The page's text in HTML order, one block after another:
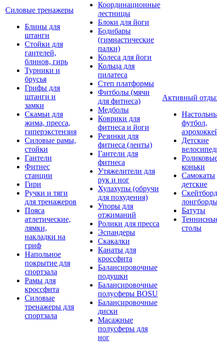
Силовые тренажеры
Блины для
штанги
Стойки для
гантелей,
блинов, гирь
Турники и
брусья
Грифы для
штанги и
замки
Скамьи для
жима, пресса,
гиперэкстензия
Силовые рамы,
стойки
Гантели
Фитнес
станции
Гири
Ручки и тяги
для тренажеров
Пояса
атлетические,
лямки,
накладки на
гриф
Напольное
покрытие для
спортзала
Рамы для
кроссфита
Силовые
тренажеры для
спортзала
Координационные
лестницы
Блоки для йоги
Бодибары
(гимнастические
палки)
Колеса для йоги
Кольца для
пилатеса
Степ платформы
Фитболы (мячи
для фитнеса)
Медболы
Коврики для
фитнеса и йоги
Резинки для
фитнеса (ленты)
Гантели для
фитнеса
Утяжелители для
рук и ног
Хулахупы (обручи
для похудения)
Упоры для
отжиманий
Ролики для пресса
Эспандеры
Скакалки
Канаты для
кроссфита
Балансировочные
подушки
Балансировочные
полусферы BOSU
Балансировочные
диски
Масажные
полусферы для
ног
Активный
футбол,
Детские
коньки
Самокаты
детские
Батуты
столы